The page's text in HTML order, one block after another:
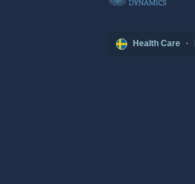
Health Care ·